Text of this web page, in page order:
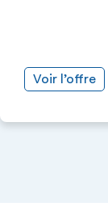
Voir l’offre